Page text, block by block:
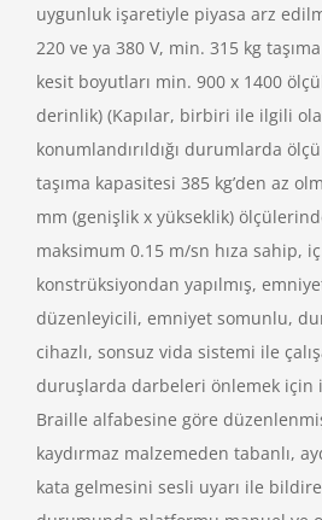
uygunluk işaretiyle piyasa arz
220 ve ya 380 V, min. 315 kg
kesit boyutları min. 900 x 1400
derinlik) (Kapılar, birbiri ile ilgili
konumlandırıldığı durumlarda
taşıma kapasitesi 385 kg’den az
mm (genişlik x yükseklik)
maksimum 0.15 m/sn hıza sahip, iç
konstrüksiyondan yapılmış,
düzenleyicili, emniyet somunlu,
cihazlı, sonsuz vida sistemi ile
duruşlarda darbeleri önlemek için
Braille alfabesine göre
kaydırmaz malzemeden tabanlı,
kata gelmesini sesli uyarı ile